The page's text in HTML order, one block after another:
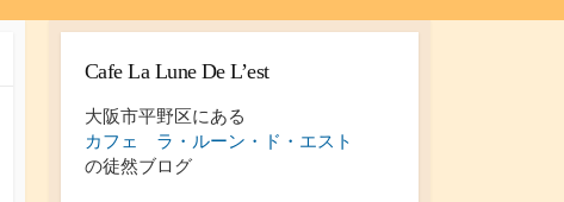
Cafe La Lune De L’est
大阪市平野区にある
カフェ ラ・ルーン・ド・エスト
の徒然ブログ